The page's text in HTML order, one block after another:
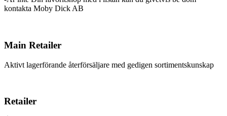
kontakta Moby Dick AB
Main Retailer
Aktivt lagerförande återförsäljare med gedigen sortimentskunskap
Retailer